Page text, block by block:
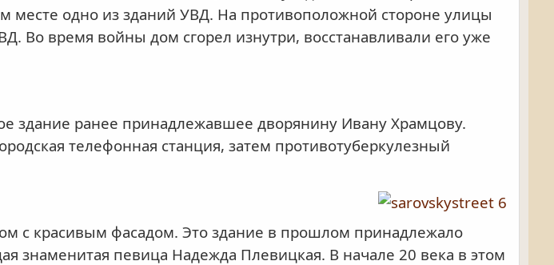
месте одно из зданий УВД. На противоположной стороне улицы
Во время войны дом сгорел изнутри, восстанавливали его уже
здание ранее принадлежавшее дворянину Ивану Храмцову.
телефонная станция, затем противотуберкулезный
с красивым фасадом. Это здание в прошлом принадлежало
знаменитая певица Надежда Плевицкая. В начале 20 века в этом